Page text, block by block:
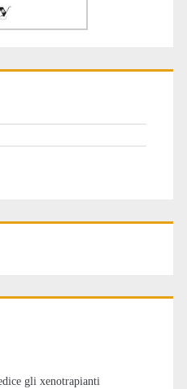
gli xenotrapianti